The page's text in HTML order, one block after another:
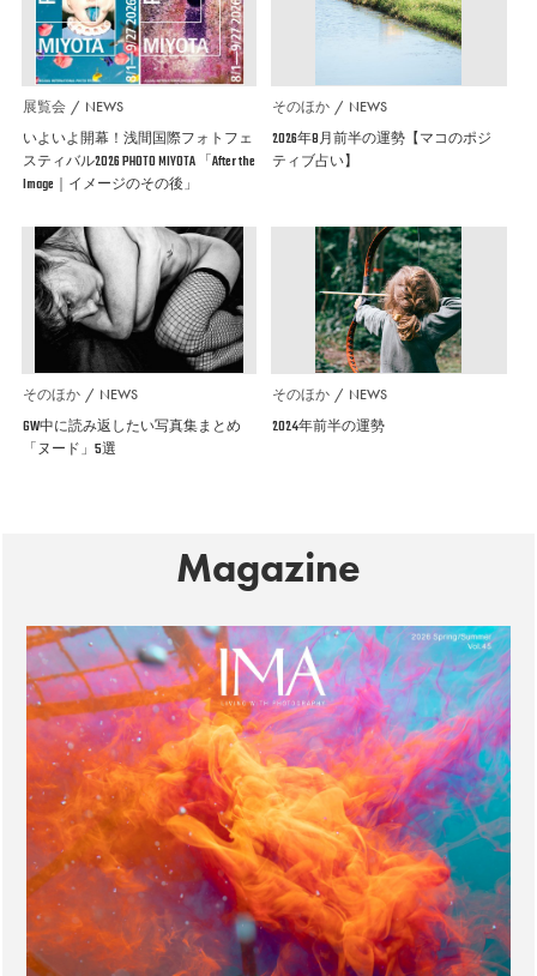
展覧会 NEWS
いよいよ開幕！浅間国際フォトフェ
スティバル2026 PHOTO MIYOTA 「After the
Image｜イメージのその後」
そのほか NEWS
2026年8月前半の運勢【マコのポジ
ティブ占い】
そのほか NEWS
GW中に読み返したい写真集まとめ
「ヌード」5選
そのほか NEWS
2024年前半の運勢
Magazine